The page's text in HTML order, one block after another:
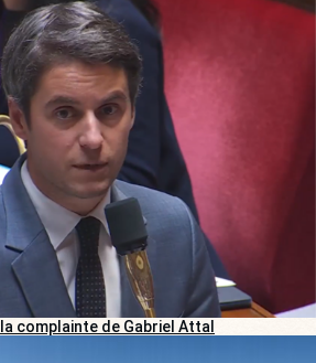
complainte de Gabriel Attal